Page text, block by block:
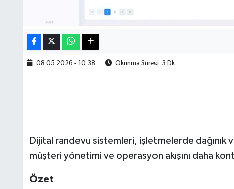
08.05.2026 - 10:38 Okunma Süresi: 3 Dk
Dijital randevu sistemleri, işletmelerde dağınık
müşteri yönetimi ve operasyon akışını daha
Özet